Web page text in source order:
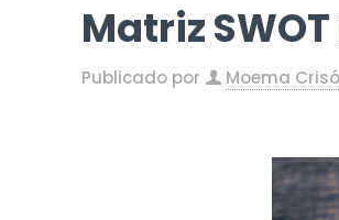
Matriz
Publicado por Moema